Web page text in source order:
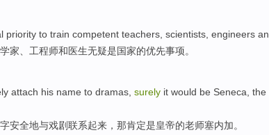
priority to train competent teachers, scientists, engineers
家、 工程师和医生无疑是国家的优先事项。
attach his name to dramas surely it would be Seneca , the
安全地与戏剧联系起来，那肯定是皇帝的老师塞内加。